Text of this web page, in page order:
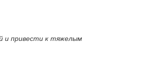
и привести к тяжелым